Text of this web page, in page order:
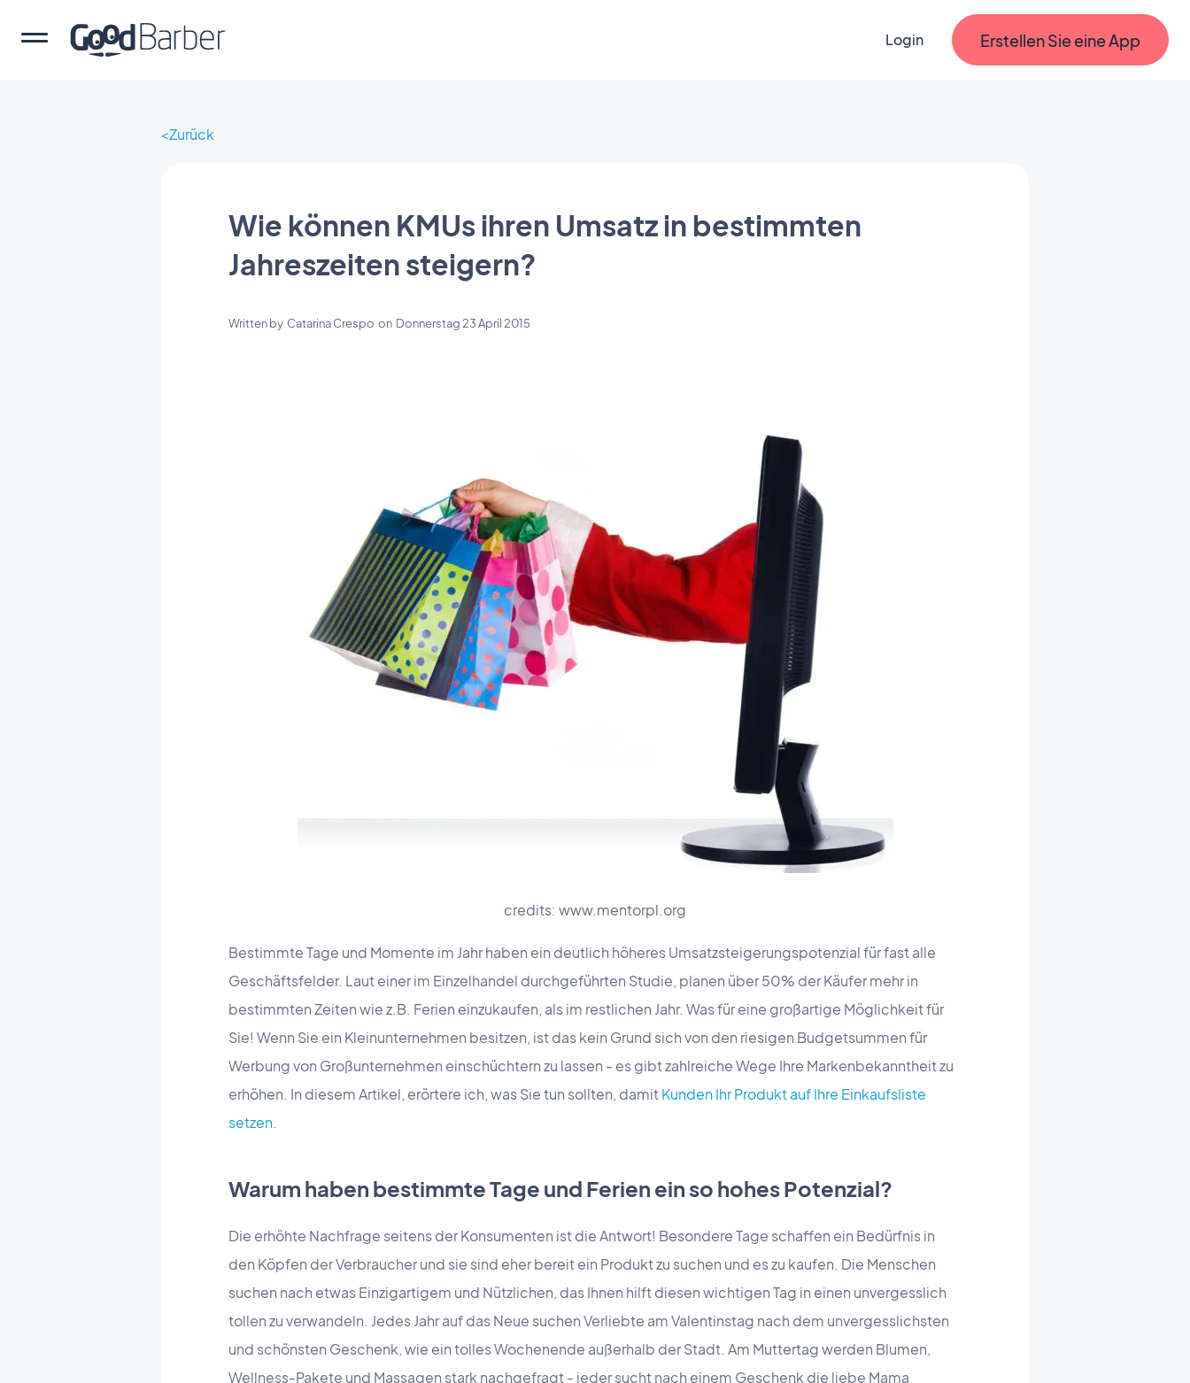
Login Erstellen Sie eine App
Zurück
Wie können KMUs ihren Umsatz in bestimmten
Jahreszeiten steigern?
Written by Catarina Crespo on Donnerstag 23 April 2015
credits: www.mentorpl.org
Bestimmte Tage und Momente im Jahr haben ein deutlich höheres Umsatzsteigerungspotenzial für fast alle
Geschäftsfelder. Laut einer im Einzelhandel durchgeführten Studie, planen über 50% der Käufer mehr in
bestimmten Zeiten wie z.B. Ferien einzukaufen, als im restlichen Jahr. Was für eine großartige Möglichkeit für
Sie! Wenn Sie ein Kleinunternehmen besitzen, ist das kein Grund sich von den riesigen Budgetsummen für
Werbung von Großunternehmen einschüchtern zu lassen - es gibt zahlreiche Wege Ihre Markenbekanntheit zu
erhöhen. In diesem Artikel, erörtere ich, was Sie tun sollten, damitKunden Ihr Produkt auf Ihre Einkaufsliste
setzen.
Warum haben bestimmte Tage und Ferien ein so hohes Potenzial?
Die erhöhte Nachfrage seitens der Konsumenten ist die Antwort! Besondere Tage schaffen ein Bedürfnis in
den Köpfen der Verbraucher und sie sind eher bereit ein Produkt zu suchen und es zu kaufen. Die Menschen
suchen nach etwas Einzigartigem und Nützlichen, das Ihnen hilft diesen wichtigen Tag in einen unvergesslich
tollen zu verwandeln. Jedes Jahr auf das Neue suchen Verliebte am Valentinstag nach dem unvergesslichsten
und schönsten Geschenk, wie ein tolles Wochenende außerhalb der Stadt. Am Muttertag werden Blumen,
Wellness-Pakete und Massagen stark nachgefragt - jeder sucht nach einem Geschenk die liebe Mama